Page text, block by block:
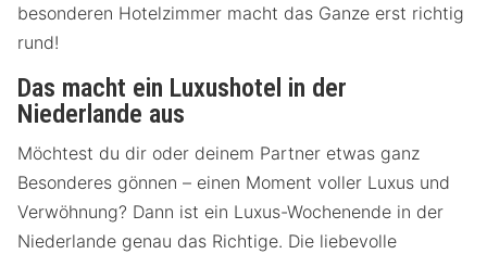
besonderen Hotelzimmer macht das Ganze erst richtig
rund!
Das macht ein Luxushotel in der
Niederlande aus
Möchtest du dir oder deinem Partner etwas ganz
Besonderes gönnen – einen Moment voller Luxus und
Verwöhnung? Dann ist ein Luxus-Wochenende in der
Niederlande genau das Richtige. Die liebevolle